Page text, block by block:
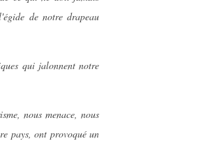
de notre drapeau
qui jalonnent notre
nous menace, nous
pays, ont provoqué un